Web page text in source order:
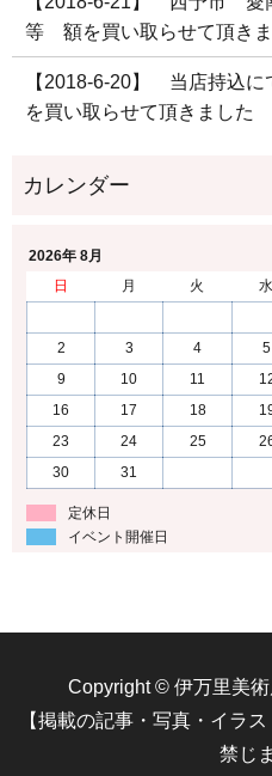
等 額を買い取らせて頂き
【2018-6-20】 当店持
を買い取らせて頂きました
2026年 8月
日
月 火 水
2
3 4 5
9
10 11
16
17 18
23
24 25
30
31
定休日
イベント開催日
Copyright © 伊万里美
【掲載の記事・写真・イラ
禁じ